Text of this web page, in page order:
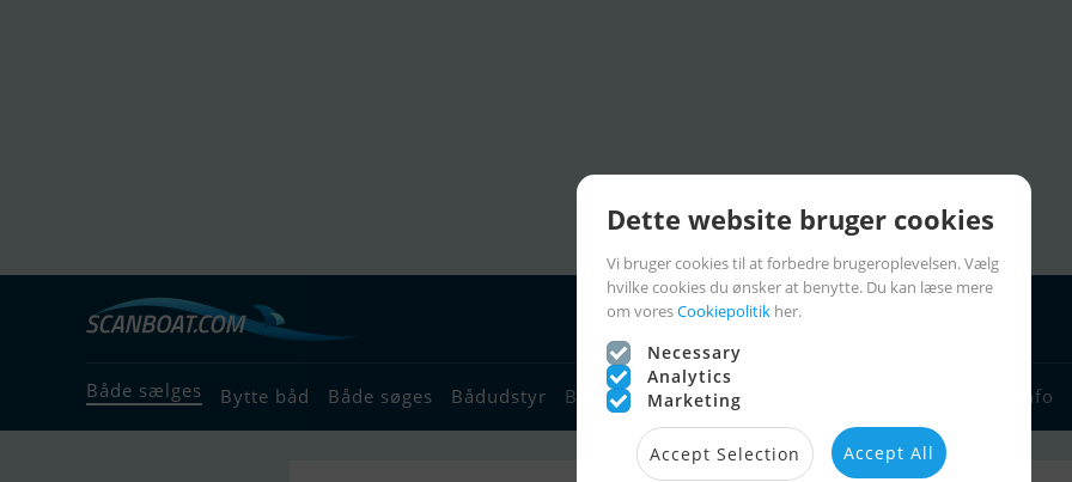
Både sælges Bytte båd Både søges Bådudstyr Bådforhandlere Sejlerlinks Sejlerinfo
Dette website bruger cookies
Vi bruger cookies til at forbedre brugeroplevelsen. Vælg
hvilke cookies du ønsker at benytte. Du kan læse mere
om voresCookiepolitik her.
Necessary
Analytics
Marketing
Accept Selection Accept All